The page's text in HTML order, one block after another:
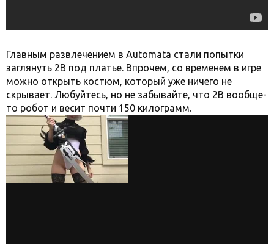
Главным развлечением в Automata стали попытки
заглянуть 2B под платье. Впрочем, со временем в игре
можно открыть костюм, который уже ничего не
скрывает. Любуйтесь, но не забывайте, что 2B вообще-
то робот и весит почти 150 килограмм.